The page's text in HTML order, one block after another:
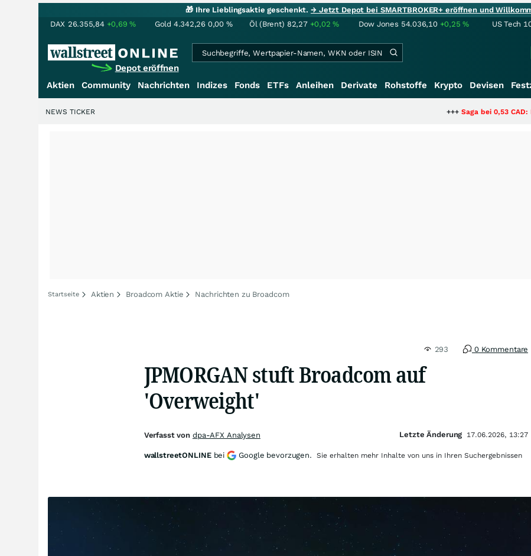
🎁 Ihre Lieblingsaktie geschenkt.→ Jetzt Depot bei SMARTBROKER+ eröffnen und
DAX 26.355,84 +0,69% Gold 4.342,26 0,00 % Öl (Brent) 82,27 +0,02% Dow Jones 54.036,10 +0,25% US Tech
Depot eröffnen
Aktien Community Nachrichten Indizes Fonds ETFs Anleihen Derivate Rohstoffe Krypto Devisen
Saga bei 0,53 CAD: Bewertet der
NEWS TICKER
Startseite Aktien Broadcom Aktie Nachrichten zu Broadcom
293 0 Kommentare
JPMORGAN stuft Broadcom auf
'Overweight'
Verfasst von dpa-AFX Analysen Letzte Änderung 17.06.2026, 13:27
wallstreetONLINE bei Google bevorzugen. Sie erhalten mehr Inhalte von uns in Ihren Suchergebnissen